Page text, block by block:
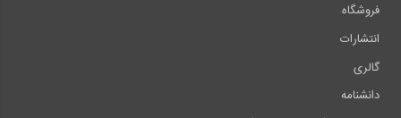
فروشگاه
انتشارات
گالری
دانشنامه